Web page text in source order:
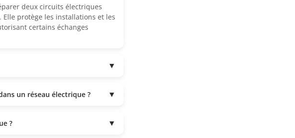
deux circuits électriques
protège les installations et les
certains échanges
▼
un réseau électrique ? ▼
? ▼